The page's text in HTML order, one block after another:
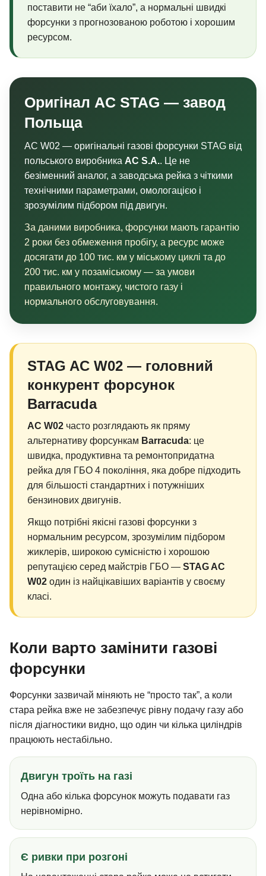
поставити не “аби їхало”, а нормальні швидкі
форсунки з прогнозованою роботою і хорошим
ресурсом.
Оригінал AC STAG — завод
Польща
AC W02 — оригінальні газові форсунки STAG від
польського виробника AC S.A.. Це не
безіменний аналог, а заводська рейка з чіткими
технічними параметрами, омологацією і
зрозумілим підбором під двигун.
За даними виробника, форсунки мають гарантію
2 роки без обмеження пробігу, а ресурс може
досягати до 100 тис. км у міському циклі та до
200 тис. км у позаміському — за умови
правильного монтажу, чистого газу і
нормального обслуговування.
STAG AC W02 — головний
конкурент форсунок
Barracuda
AC W02 часто розглядають як пряму
альтернативу форсункам Barracuda: це
швидка, продуктивна та ремонтопридатна
рейка для ГБО 4 покоління, яка добре підходить
для більшості стандартних і потужніших
бензинових двигунів.
Якщо потрібні якісні газові форсунки з
нормальним ресурсом, зрозумілим підбором
жиклерів, широкою сумісністю і хорошою
репутацією серед майстрів ГБО — STAG AC
W02 один із найцікавіших варіантів у своєму
класі.
Коли варто замінити газові
форсунки
Форсунки зазвичай міняють не “просто так”, а коли
стара рейка вже не забезпечує рівну подачу газу або
після діагностики видно, що один чи кілька циліндрів
працюють нестабільно.
Двигун троїть на газі
Одна або кілька форсунок можуть подавати газ
нерівномірно.
Є ривки при розгоні